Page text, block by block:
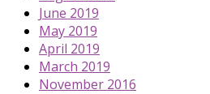
June 2019
May 2019
April 2019
March 2019
November 2016